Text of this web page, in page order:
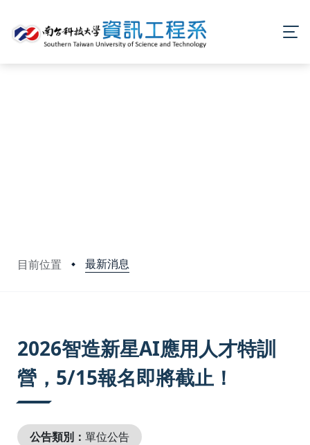
目前位置 最新消息
2026智造新星AI應用人才特訓
營，5/15報名即將截止！
公告類別： 單位公告